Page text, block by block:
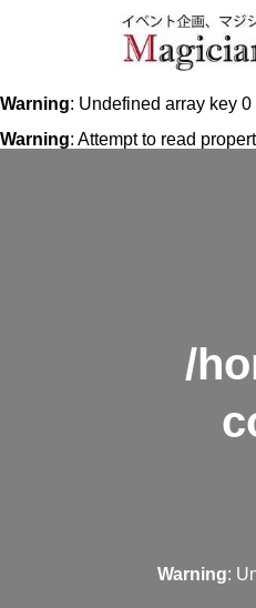
Warning: Undefined array key 0
Warning: Attempt to read
/
Warning: